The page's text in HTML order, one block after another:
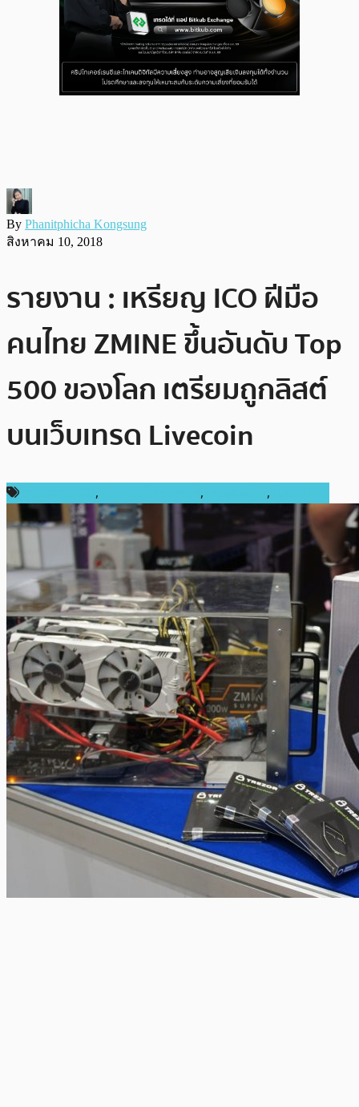
By Phanitphicha Kongsung
สิงหาคม 10, 2018
รายงาน : เหรียญ ICO ฝีมือ
คนไทย ZMINE ขึ้นอันดับ Top
500 ของโลก เตรียมถูกลิสต์
บนเว็บเทรด Livecoin
, , ,